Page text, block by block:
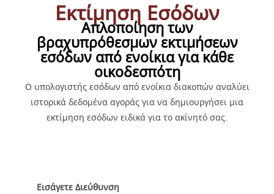
Εκτίμηση Εσόδων
Απλοποίηση των
βραχυπρόθεσμων εκτιμήσεων
εσόδων από ενοίκια για κάθε
οικοδεσπότη
Ο υπολογιστής εσόδων από ενοίκια διακοπών αναλύει
ιστορικά δεδομένα αγοράς για να δημιουργήσει μια
εκτίμηση εσόδων ειδικά για το ακίνητό σας.
Εισάγετε Διεύθυνση